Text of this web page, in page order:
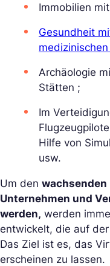
Immobilien
Gesundheit
Archäologie
Stätten ;
Im
Hilfe von
usw.
Um den wachsenden
Unternehmen und
werden, werden
entwickelt, die auf
Das Ziel ist es, das
erscheinen zu lassen.